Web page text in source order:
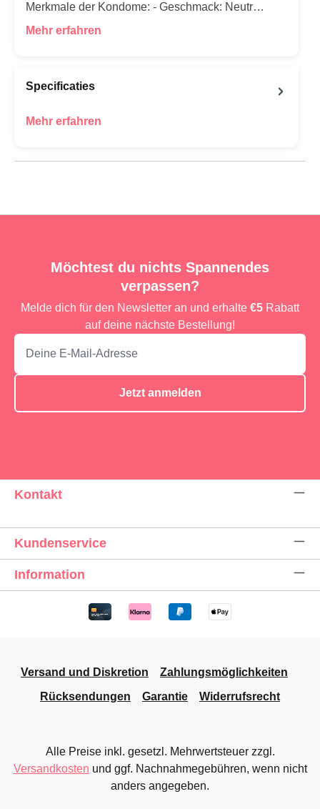
Merkmale der Kondome: - Geschmack: Neutr…
Mehr erfahren
Specificaties
Mehr erfahren
Möchtest du nichts Spannendes
verpassen?
Melde dich für den Newsletter an und erhalte €5 Rabatt
auf deine nächste Bestellung!
Jetzt anmelden
Kontakt
Kundenservice
Information
Versand und Diskretion
Zahlungsmöglichkeiten
Rücksendungen
Garantie Widerrufsrecht
Alle Preise inkl. gesetzl. Mehrwertsteuer zzgl.
Versandkosten und ggf. Nachnahmegebühren, wenn nicht
anders angegeben.